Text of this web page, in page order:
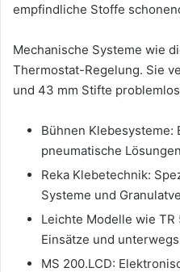
empfindliche Stoffe
Mechanische Systeme wie
Thermostat-Regelung. Sie
und 43 mm Stifte
Bühnen Klebesysteme:
pneumatische Lösungen
Reka Klebetechnik:
Systeme und
Leichte Modelle wie
Einsätze und unterwegs
MS 200.LCD: